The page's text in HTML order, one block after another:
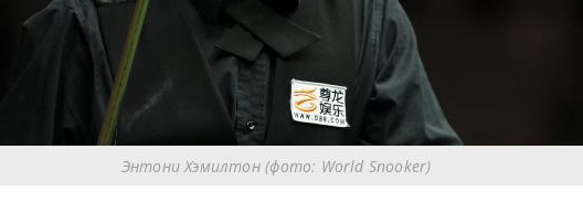
Энтони Хэмилтон (фото: World Snooker)